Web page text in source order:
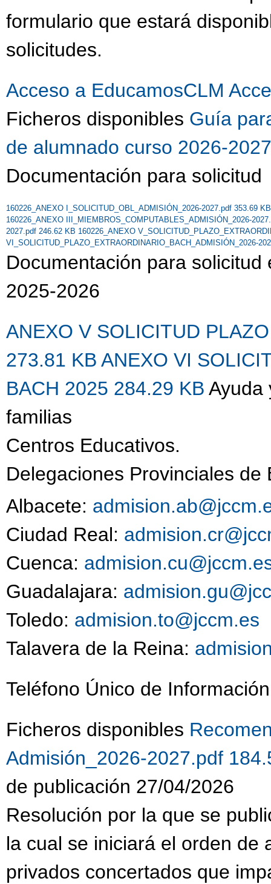
formulario que estará
solicitudes.
Acceso a EducamosCLM
Ficheros disponibles Guía
de alumnado curso 2026-
Documentación para solicitud
160226_ANEXO I_SOLICITUD_OBL_ADMISIÓN_2026-2027.pdf 353.69
160226_ANEXO III_MIEMBROS_COMPUTABLES_ADMISIÓN_2026-
2027.pdf 246.62 KB 160226_ANEXO
VI_SOLICITUD_PLAZO_EXTRAORDINARIO_BACH_ADMISIÓN_2026-
Documentación para
2025-2026
ANEXO V SOLICITUD
273.81 KB ANEXO VI
BACH 2025 284.29 KB Ayuda
familias
Centros Educativos.
Delegaciones Provinciales de
Albacete:
Ciudad Real:
Cuenca:
Guadalajara:
Toledo: admision.to@jccm.es
Talavera de la Reina:
Teléfono Único de
Ficheros disponibles
Admisión_2026-2027.pdf
de publicación 27/04/2026
Resolución por la que se
la cual se iniciará el orden de
privados concertados que